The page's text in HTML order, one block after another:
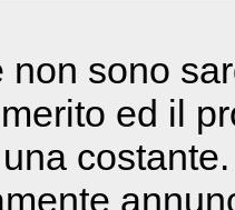
non sono
ed il